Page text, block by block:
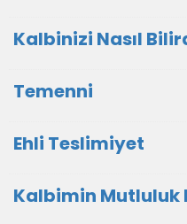
Kalbinizi Nasıl
Temenni
Ehli Teslimiyet
Kalbimin Mutluluk